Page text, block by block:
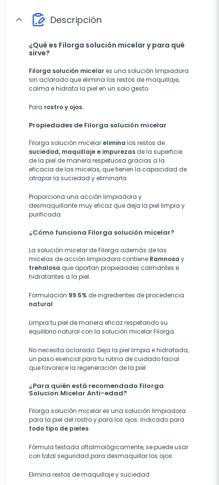
expand_more Descripción
¿Qué es Filorga solución micelar y para qué
sirve?
Filorga solución micelares una solución limpiadora
sin aclarado que elimina los restos de maquillaje,
calma e hidrata la piel en un solo gesto.
Para rostro y ojos.
Propiedades de Filorga solución micelar
Filorga solución micelar elimina los restos de
suciedad, maquillaje e impurezas de la superficie
de la piel de manera respetuosa gracias a la
eficacia de las micelas, que tienen la capacidad de
atrapar la suciedad y eliminarla.
Proporciona una acción limpiadora y
desmaquillante muy eficaz que deja la piel limpia y
purificada.
¿Cómo funciona Filorga solución micelar?
La solución micelar de Filorga además de las
micelas de acción limpiadora contiene Ramnosa y
trehalosa que aportan propiedades calmantes e
hidratantes a la piel.
Formulación 99.5% de ingredientes de procedencia
natural.
Limpia tu piel de manera eficaz respetando su
equilibrio natural con la solución micelar Filorga.
No necesita aclarado. Deja la piel limpia e hidratada,
un paso esencial para tu rutina de cuidado facial
que favorece la regeneración de la piel.
¿Para quién está recomendado Filorga
Solucion Micelar Anti-edad?
Filorga solución micelar es una solución limpiadora
para la piel del rostro y para los ojos. Indicado para
todo tipo de pieles.
Fórmula testada oftalmológicamente, se puede usar
con total seguridad para desmaquillar los ojos.
Elimina restos de maquillaje y suciedad.